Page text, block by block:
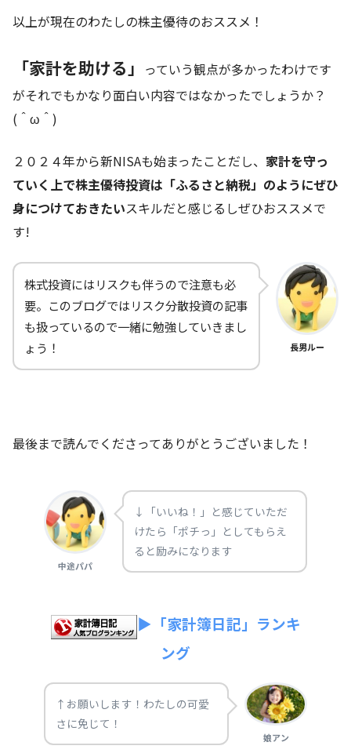
以上が現在のわたしの株主優待のおススメ！
「家計を助ける」
っていう観点が多かったわけです
がそれでもかなり面白い内容ではなかったでしょうか？
(＾ω＾)
２０２４年から新NISAも始まったことだし、 家計を守っ
ていく上で株主優待投資は「ふるさと納税」のようにぜひ
身につけておきたいスキルだと感じるしぜひおススメで
す!
株式投資にはリスクも伴うので注意も必
要。このブログではリスク分散投資の記事
も扱っているので一緒に勉強していきまし
ょう！
長男ルー
最後まで読んでくださってありがとうございました！
中途パパ
↓「いいね！」と感じていただ
けたら「ポチっ」としてもらえ
ると励みになります
▶「家計簿日記」ランキ
ング
↑お願いします！わたしの可愛
さに免じて！
娘アン